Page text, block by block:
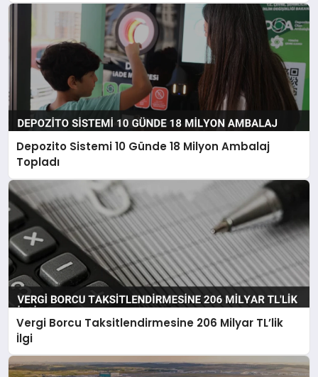
Depozito Sistemi 10 Günde 18 Milyon Ambalaj
Topladı
Vergi Borcu Taksitlendirmesine 206 Milyar TL’lik
İlgi